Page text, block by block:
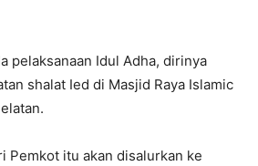
pelaksanaan Idul Adha, dirinya
shalat Ied di Masjid Raya Islamic
Pemkot itu akan disalurkan ke